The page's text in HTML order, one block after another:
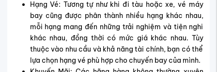
Hạng Vé: Tương tự như khi đi tàu hoặc xe, vé máy
bay cũng được phân thành nhiều hạng khác nhau,
mỗi hạng mang đến những trải nghiệm và tiện nghi
khác nhau, đồng thời có mức giá khác nhau. Tùy
thuộc vào nhu cầu và khả năng tài chính, bạn có thể
lựa chọn hạng vé phù hợp cho chuyến bay của mình.